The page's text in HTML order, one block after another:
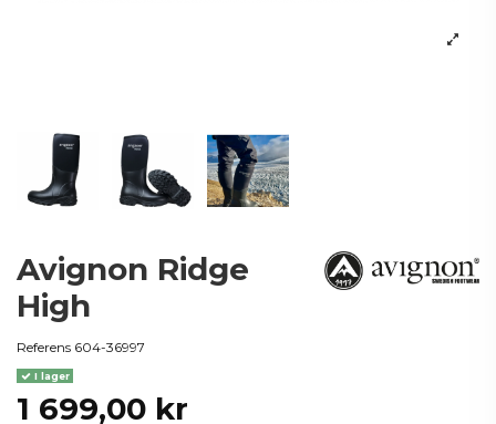
Avignon Ridge
High
Referens 604-36997
I lager
1 699,00 kr